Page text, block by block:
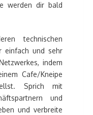
werden dir bald
technischen
einfach und sehr
indem
Cafe/Kneipe
Sprich mit
und
und verbreite